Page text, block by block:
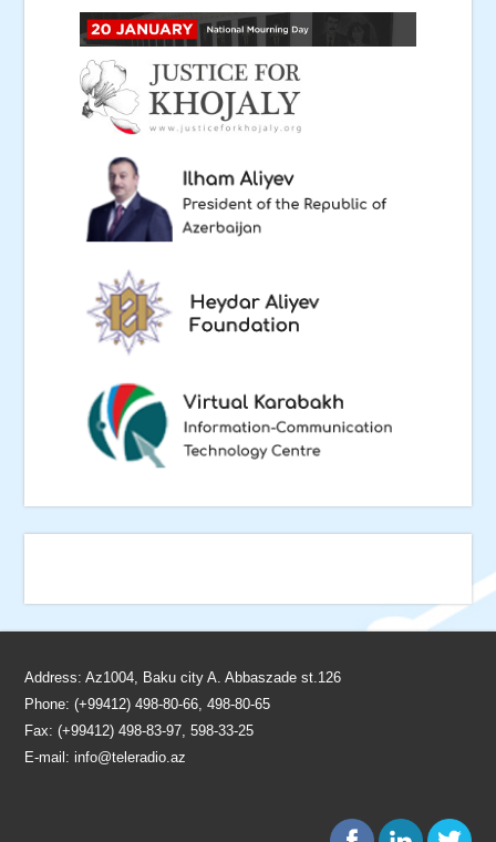
Address: Az1004, Baku city A. Abbaszade st.126
Phone: (+99412) 498-80-66, 498-80-65
Fax: (+99412) 498-83-97, 598-33-25
E-mail:info@teleradio.az